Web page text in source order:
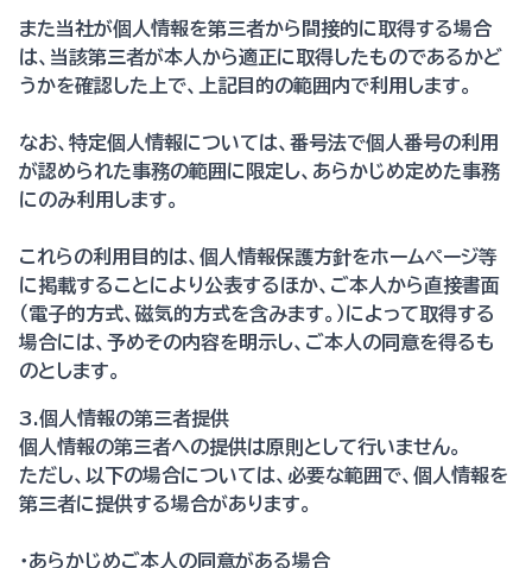
また当社が個人情報を第三者から間接的に取得する場合
は、当該第三者が本人から適正に取得したものであるかど
うかを確認した上で、上記目的の範囲内で利用します。
なお、特定個人情報については、番号法で個人番号の利用
が認められた事務の範囲に限定し、あらかじめ定めた事務
にのみ利用します。
これらの利用目的は、個人情報保護方針をホームページ等
に掲載することにより公表するほか、ご本人から直接書面
（電子的方式、磁気的方式を含みます。）によって取得する
場合には、予めその内容を明示し、ご本人の同意を得るも
のとします。
3.個人情報の第三者提供
個人情報の第三者への提供は原則として行いません。
ただし、以下の場合については、必要な範囲で、個人情報を
第三者に提供する場合があります。
・あらかじめご本人の同意がある場合